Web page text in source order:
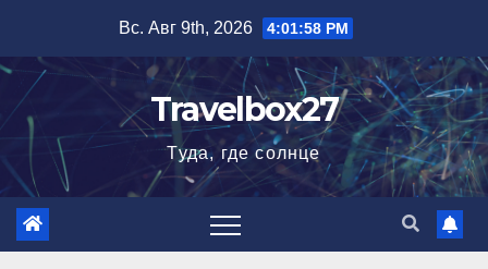
содержимому
Вс. Авг 9th, 2026 4:01:59 PM
Travelbox27
Туда, где солнце